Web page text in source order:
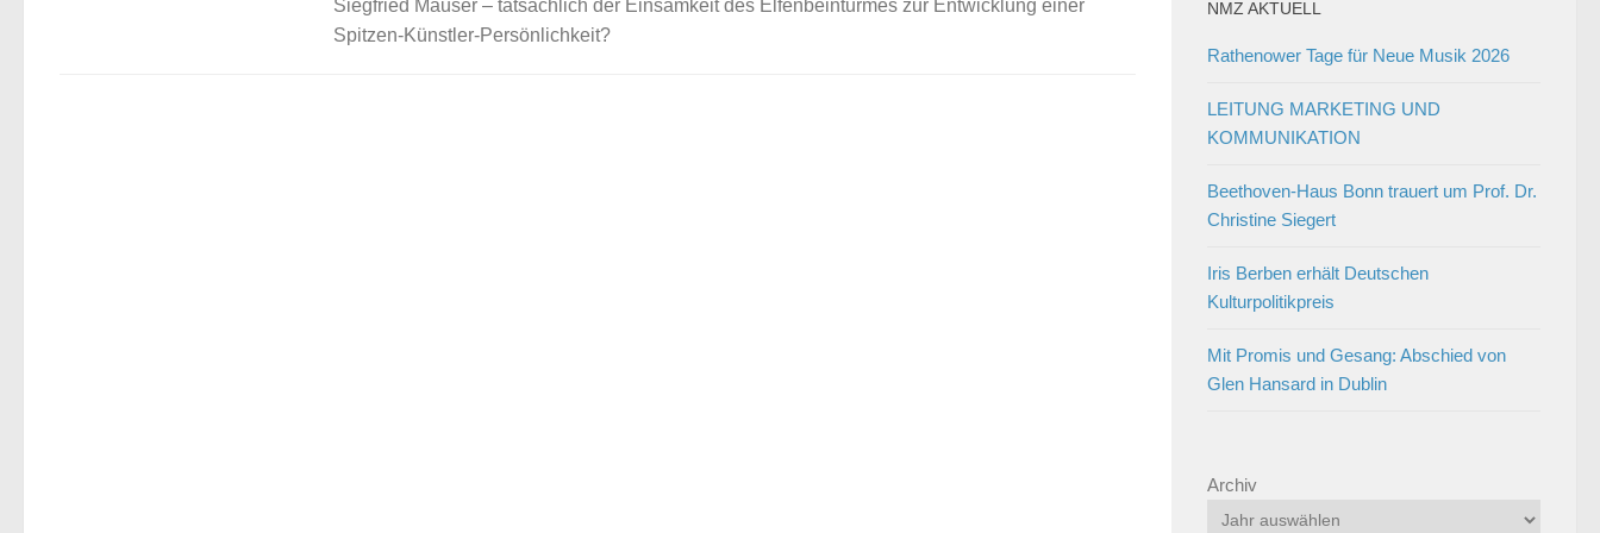
Siegfried Mauser – tatsächlich der Einsamkeit des Elfenbeinturmes zur Entwicklung einer
Spitzen-Künstler-Persönlichkeit?
NMZ AKTUELL
Rathenower Tage für Neue Musik 2026
LEITUNG MARKETING UND
KOMMUNIKATION
Beethoven-Haus Bonn trauert um Prof. Dr.
Christine Siegert
Iris Berben erhält Deutschen
Kulturpolitikpreis
Mit Promis und Gesang: Abschied von
Glen Hansard in Dublin
Archiv